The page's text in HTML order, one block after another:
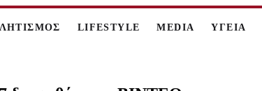
LIFESTYLE MEDIA ΥΓΕΙΑ